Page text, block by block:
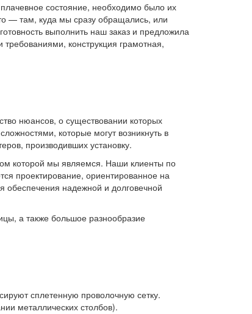
состояние, необходимо было их
— там, куда мы сразу обращались, или
выполнить наш заказ и предложила
конструкция грамотная,
нюансов, о существовании которых
которые могут возникнуть в
производивших установку.
которой мы являемся. Наши клиенты по
проектирование, ориентированное на
обеспечения надежной и долговечной
а также большое разнообразие
сплетенную проволочную сетку.
металлических столбов).